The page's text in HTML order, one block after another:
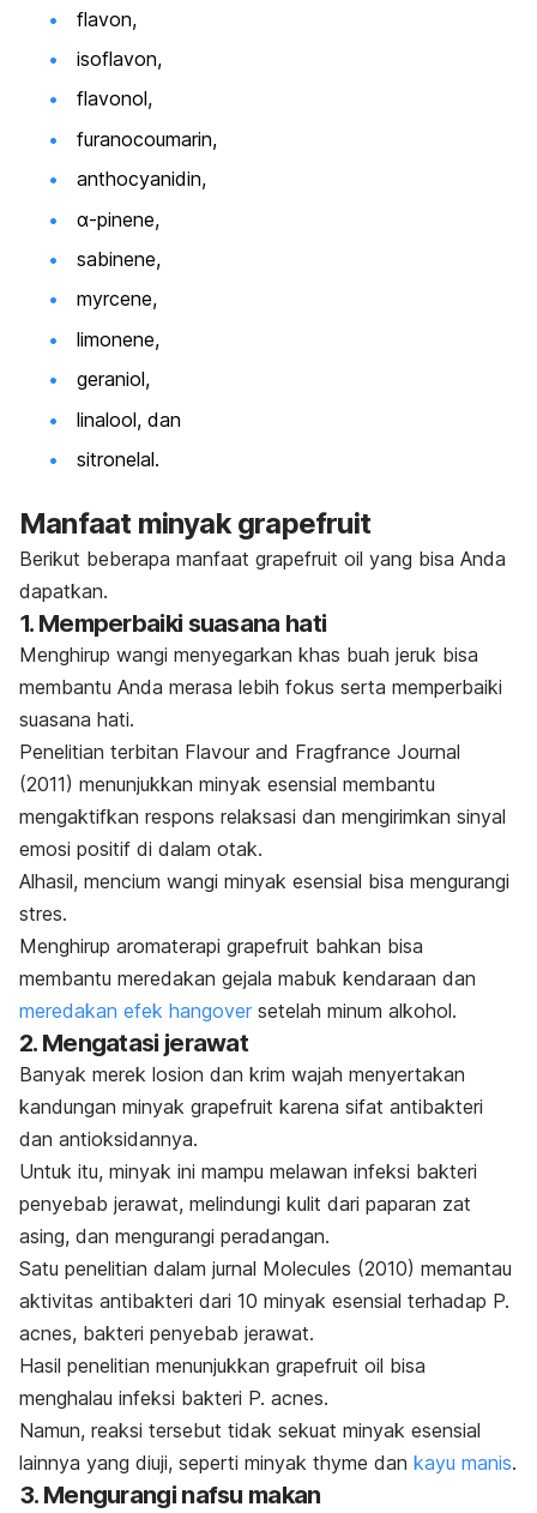
flavon,
isoflavon,
flavonol,
furanocoumarin,
anthocyanidin,
α-pinene,
sabinene,
myrcene,
limonene,
geraniol,
linalool, dan
sitronelal.
Manfaat minyakgrapefruit
Berikut beberapa manfaat grapefruit oil yang bisa Anda
dapatkan.
1. Memperbaiki suasana hati
Menghirup wangi menyegarkan khas buah jeruk bisa
membantu Anda merasa lebih fokus serta memperbaiki
suasana hati.
Penelitian terbitan Flavour and Fragfrance Journal
(2011) menunjukkan minyak esensial membantu
mengaktifkan respons relaksasi dan mengirimkan sinyal
emosi positif di dalam otak.
Alhasil, mencium wangi minyak esensial bisa mengurangi
stres.
Menghirup aromaterapi grapefruit bahkan bisa
membantu meredakan gejala mabuk kendaraan dan
meredakan efek hangover setelah minum alkohol.
2. Mengatasi jerawat
Banyak merek losion dan krim wajah menyertakan
kandungan minyak grapefruit karena sifat antibakteri
dan antioksidannya.
Untuk itu, minyak ini mampu melawan infeksi bakteri
penyebab jerawat, melindungi kulit dari paparan zat
asing, dan mengurangi peradangan.
Satu penelitian dalam jurnal Molecules (2010) memantau
aktivitas antibakteri dari 10 minyak esensial terhadap P.
acnes, bakteri penyebab jerawat.
Hasil penelitian menunjukkan grapefruit oil bisa
menghalau infeksi bakteri P. acnes.
Namun, reaksi tersebut tidak sekuat minyak esensial
lainnya yang diuji, seperti minyak thyme dan kayu manis.
3. Mengurangi nafsu makan